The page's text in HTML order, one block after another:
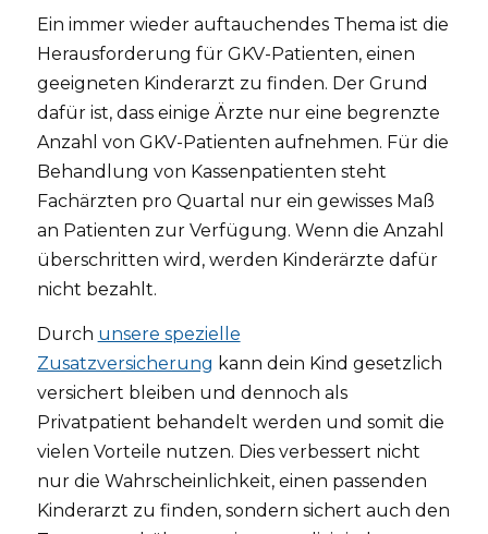
Ein immer wieder auftauchendes Thema ist die
Herausforderung für GKV-Patienten, einen
geeigneten Kinderarzt zu finden. Der Grund
dafür ist, dass einige Ärzte nur eine begrenzte
Anzahl von GKV-Patienten aufnehmen. Für die
Behandlung von Kassenpatienten steht
Fachärzten pro Quartal nur ein gewisses Maß
an Patienten zur Verfügung. Wenn die Anzahl
überschritten wird, werden Kinderärzte dafür
nicht bezahlt.
Durch unsere spezielle
Zusatzversicherung kann dein Kind gesetzlich
versichert bleiben und dennoch als
Privatpatient behandelt werden und somit die
vielen Vorteile nutzen. Dies verbessert nicht
nur die Wahrscheinlichkeit, einen passenden
Kinderarzt zu finden, sondern sichert auch den